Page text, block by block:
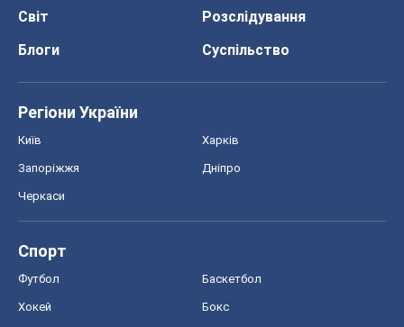
Світ
Розслідування
Блоги
Суспільство
Регіони України
Київ Харків
Запоріжжя Дніпро
Черкаси
Спорт
Футбол Баскетбол
Хокей Бокс